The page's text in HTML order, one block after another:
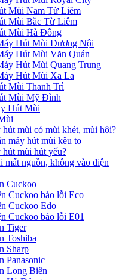
Mùi Nam Từ Liêm
Mùi Bắc Từ Liêm
Mùi Hà Đông
Hút Mùi Dương Nội
Hút Mùi Văn Quán
Hút Mùi Quang Trung
Hút Mùi Xa La
Mùi Thanh Trì
Mùi Mỹ Đình
Hút Mùi
hút mùi có mùi khét, mùi hôi?
máy hút mùi kêu to
hút mùi hút yếu?
mất nguồn, không vào điện
Cuckoo
Cuckoo báo lỗi Eco
Cuckoo Edo
Cuckoo báo lỗi E01
Tiger
Toshiba
Sharp
Panasonic
Long Biên